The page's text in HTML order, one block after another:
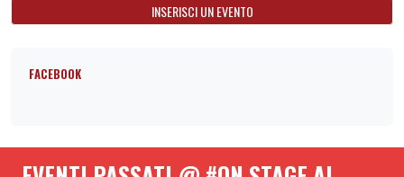
INSERISCI UN EVENTO
FACEBOOK